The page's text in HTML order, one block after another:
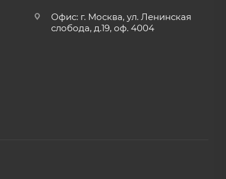
Офис: г. Москва, ул. Ленинская
слобода, д.19, оф. 4004